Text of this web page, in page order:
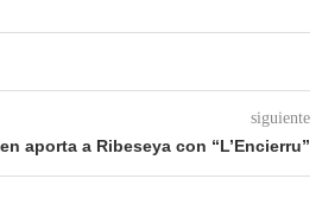
siguiente
aporta a Ribeseya con “L’Encierru”